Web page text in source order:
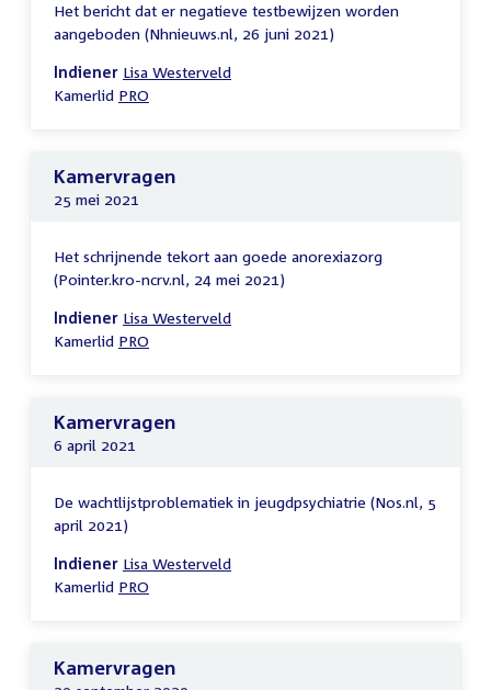
Het bericht dat er negatieve testbewijzen worden
aangeboden (Nhnieuws.nl, 26 juni 2021)
Indiener Lisa Westerveld
Kamerlid PRO
Kamervragen
25 mei 2021
Het schrijnende tekort aan goede anorexiazorg
(Pointer.kro-ncrv.nl, 24 mei 2021)
Indiener Lisa Westerveld
Kamerlid PRO
Kamervragen
6 april 2021
De wachtlijstproblematiek in jeugdpsychiatrie (Nos.nl, 5
april 2021)
Indiener Lisa Westerveld
Kamerlid PRO
Kamervragen